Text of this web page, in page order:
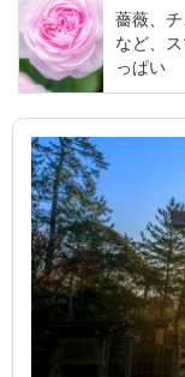
薔薇、
など、
っぱい